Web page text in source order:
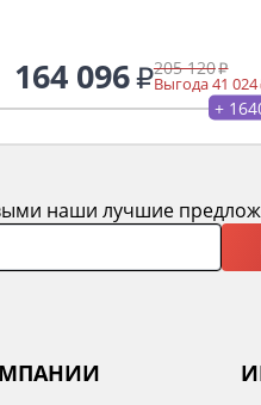
164 096 205 120
Выгода 41 024
+
наши лучшие